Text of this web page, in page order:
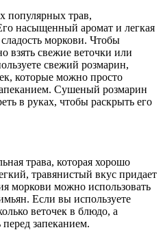
популярных трав,
насыщенный аромат и легкая
моркови. Чтобы
взять свежие веточки или
свежий розмарин,
которые можно просто
Сушеный розмарин
в руках, чтобы раскрыть его
трава, которая хорошо
травянистый вкус придает
моркови можно использовать
Если вы используете
веточек в блюдо, а
запеканием.